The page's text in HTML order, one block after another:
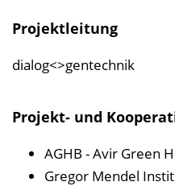
Projektleitung
dialog<>gentechnik
Projekt- und
AGHB - Avir Green
Gregor Mendel